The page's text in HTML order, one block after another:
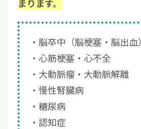
まります。
脳卒中（脳梗塞・脳出血）
心筋梗塞・心不全
大動脈瘤・大動脈解離
慢性腎臓病
糖尿病
認知症